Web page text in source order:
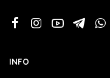
INFO